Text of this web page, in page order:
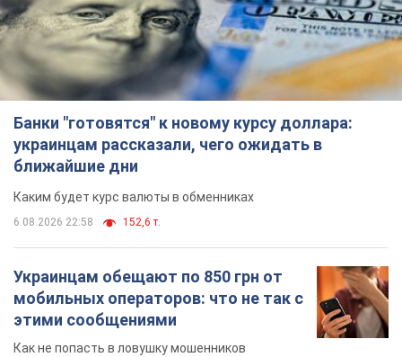
Банки "готовятся" к новому курсу доллара:
украинцам рассказали, чего ожидать в
ближайшие дни
Каким будет курс валюты в обменниках
6.08.2026 22:58 152,6 т.
Украинцам обещают по 850 грн от
мобильных операторов: что не так с
этими сообщениями
Как не попасть в ловушку мошенников